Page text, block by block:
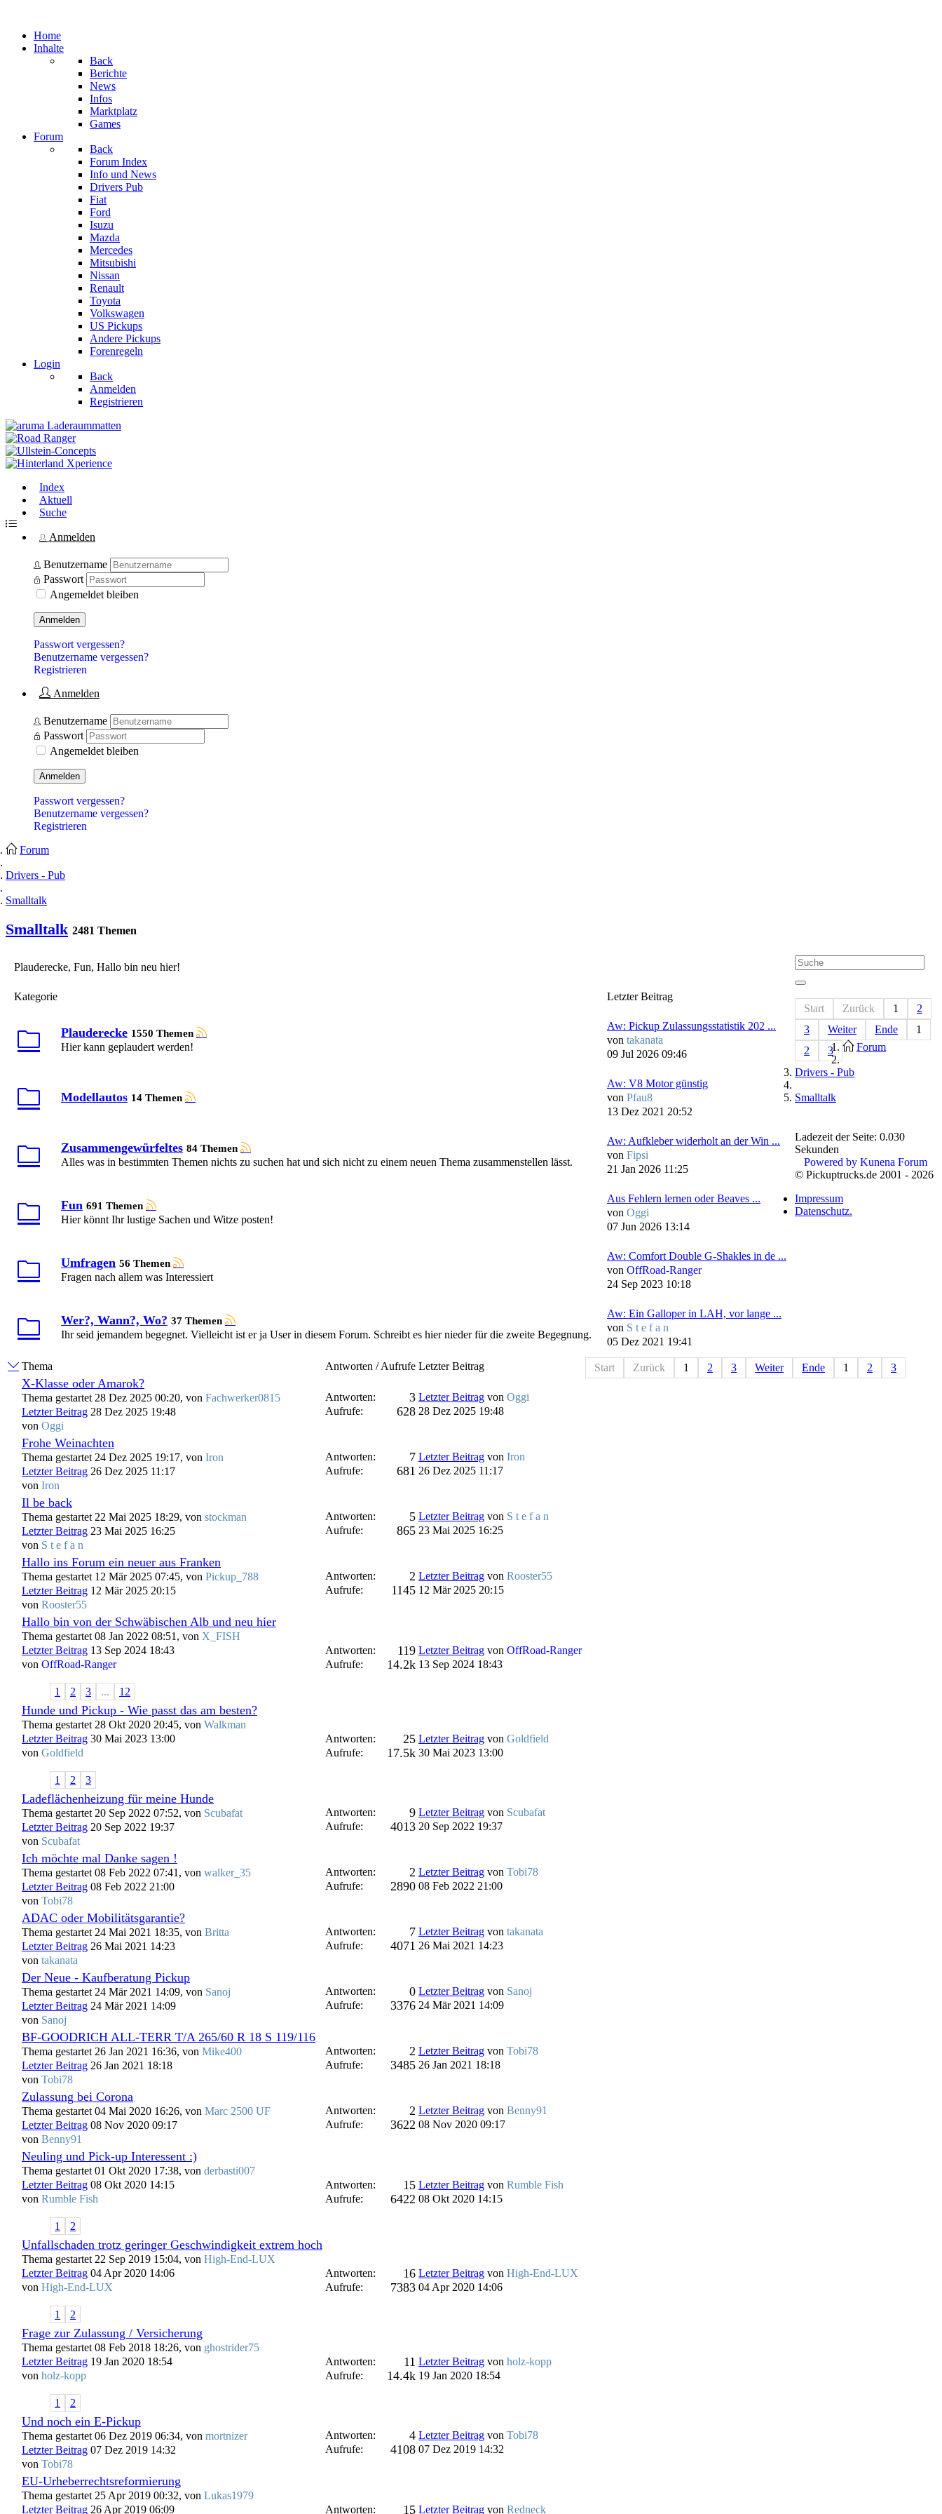
Home
Inhalte
Back
Berichte
News
Infos
Marktplatz
Games
Forum
Back
Forum Index
Info und News
Drivers Pub
Fiat
Ford
Isuzu
Mazda
Mercedes
Mitsubishi
Nissan
Renault
Toyota
Volkswagen
US Pickups
Andere Pickups
Forenregeln
Login
Back
Anmelden
Registrieren
Index
Aktuell
Suche
Anmelden
Benutzername
Passwort
Angemeldet bleiben
Anmelden
Passwort vergessen?
Benutzername vergessen?
Registrieren
Anmelden
Benutzername
Passwort
Angemeldet bleiben
Anmelden
Passwort vergessen?
Benutzername vergessen?
Registrieren
Forum
Drivers - Pub
Smalltalk
Smalltalk 2481 Themen
Plauderecke, Fun, Hallo bin neu hier!
Kategorie Letzter Beitrag
Plauderecke 1550 Themen
Hier kann geplaudert werden!
Aw: Pickup Zulassungsstatistik 202 ...
von takanata
09 Jul 2026 09:46
Modellautos 14 Themen
Aw: V8 Motor günstig
von Pfau8
13 Dez 2021 20:52
Zusammengewürfeltes 84 Themen
Alles was in bestimmten Themen nichts zu suchen hat und sich nicht zu einem neuen Thema zusammenstellen lässt.
Aw: Aufkleber widerholt an der Win ...
von Fipsi
21 Jan 2026 11:25
Fun 691 Themen
Hier könnt Ihr lustige Sachen und Witze posten!
Aus Fehlern lernen oder Beaves ...
von Oggi
07 Jun 2026 13:14
Umfragen 56 Themen
Fragen nach allem was Interessiert
Aw: Comfort Double G-Shakles in de ...
von OffRoad-Ranger
24 Sep 2023 10:18
Wer?, Wann?, Wo? 37 Themen
Ihr seid jemandem begegnet. Vielleicht ist er ja User in diesem Forum. Schreibt es hier nieder für die zweite Begegnung.
Aw: Ein Galloper in LAH, vor lange ...
von S t e f a n
05 Dez 2021 19:41
Start Zurück 1
2
3
Weiter Ende
1
2
3
Thema Antworten / Aufrufe Letzter Beitrag
X-Klasse oder Amarok?
Thema gestartet 28 Dez 2025 00:20, von Fachwerker0815
Letzter Beitrag 28 Dez 2025 19:48
von Oggi
Antworten: 3
Aufrufe: 628
Letzter Beitrag von Oggi
28 Dez 2025 19:48
Frohe Weinachten
Thema gestartet 24 Dez 2025 19:17, von Iron
Letzter Beitrag 26 Dez 2025 11:17
von Iron
Antworten: 7
Aufrufe: 681
Letzter Beitrag von Iron
26 Dez 2025 11:17
Il be back
Thema gestartet 22 Mai 2025 18:29, von stockman
Letzter Beitrag 23 Mai 2025 16:25
von S t e f a n
Antworten: 5
Aufrufe: 865
Letzter Beitrag von S t e f a n
23 Mai 2025 16:25
Hallo ins Forum ein neuer aus Franken
Thema gestartet 12 Mär 2025 07:45, von Pickup_788
Letzter Beitrag 12 Mär 2025 20:15
von Rooster55
Antworten: 2
Aufrufe: 1145
Letzter Beitrag von Rooster55
12 Mär 2025 20:15
Hallo bin von der Schwäbischen Alb und neu hier
Thema gestartet 08 Jan 2022 08:51, von X_FISH
Letzter Beitrag 13 Sep 2024 18:43
von OffRoad-Ranger
1 2 3 ... 12
Antworten: 119
Aufrufe: 14.2k
Letzter Beitrag von OffRoad-Ranger
13 Sep 2024 18:43
Hunde und Pickup - Wie passt das am besten?
Thema gestartet 28 Okt 2020 20:45, von Walkman
Letzter Beitrag 30 Mai 2023 13:00
von Goldfield
1 2 3
Antworten: 25
Aufrufe: 17.5k
Letzter Beitrag von Goldfield
30 Mai 2023 13:00
Ladeflächenheizung für meine Hunde
Thema gestartet 20 Sep 2022 07:52, von Scubafat
Letzter Beitrag 20 Sep 2022 19:37
von Scubafat
Antworten: 9
Aufrufe: 4013
Letzter Beitrag von Scubafat
20 Sep 2022 19:37
Ich möchte mal Danke sagen !
Thema gestartet 08 Feb 2022 07:41, von walker_35
Letzter Beitrag 08 Feb 2022 21:00
von Tobi78
Antworten: 2
Aufrufe: 2890
Letzter Beitrag von Tobi78
08 Feb 2022 21:00
ADAC oder Mobilitätsgarantie?
Thema gestartet 24 Mai 2021 18:35, von Britta
Letzter Beitrag 26 Mai 2021 14:23
von takanata
Antworten: 7
Aufrufe: 4071
Letzter Beitrag von takanata
26 Mai 2021 14:23
Der Neue - Kaufberatung Pickup
Thema gestartet 24 Mär 2021 14:09, von Sanoj
Letzter Beitrag 24 Mär 2021 14:09
von Sanoj
Antworten: 0
Aufrufe: 3376
Letzter Beitrag von Sanoj
24 Mär 2021 14:09
BF-GOODRICH ALL-TERR T/A 265/60 R 18 S 119/116
Thema gestartet 26 Jan 2021 16:36, von Mike400
Letzter Beitrag 26 Jan 2021 18:18
von Tobi78
Antworten: 2
Aufrufe: 3485
Letzter Beitrag von Tobi78
26 Jan 2021 18:18
Zulassung bei Corona
Thema gestartet 04 Mai 2020 16:26, von Marc 2500 UF
Letzter Beitrag 08 Nov 2020 09:17
von Benny91
Antworten: 2
Aufrufe: 3622
Letzter Beitrag von Benny91
08 Nov 2020 09:17
Neuling und Pick-up Interessent :)
Thema gestartet 01 Okt 2020 17:38, von derbasti007
Letzter Beitrag 08 Okt 2020 14:15
von Rumble Fish
1 2
Antworten: 15
Aufrufe: 6422
Letzter Beitrag von Rumble Fish
08 Okt 2020 14:15
Unfallschaden trotz geringer Geschwindigkeit extrem hoch
Thema gestartet 22 Sep 2019 15:04, von High-End-LUX
Letzter Beitrag 04 Apr 2020 14:06
von High-End-LUX
1 2
Antworten: 16
Aufrufe: 7383
Letzter Beitrag von High-End-LUX
04 Apr 2020 14:06
Frage zur Zulassung / Versicherung
Thema gestartet 08 Feb 2018 18:26, von ghostrider75
Letzter Beitrag 19 Jan 2020 18:54
von holz-kopp
1 2
Antworten: 11
Aufrufe: 14.4k
Letzter Beitrag von holz-kopp
19 Jan 2020 18:54
Und noch ein E-Pickup
Thema gestartet 06 Dez 2019 06:34, von mortnizer
Letzter Beitrag 07 Dez 2019 14:32
von Tobi78
Antworten: 4
Aufrufe: 4108
Letzter Beitrag von Tobi78
07 Dez 2019 14:32
EU-Urheberrechtsreformierung
Thema gestartet 25 Apr 2019 00:32, von Lukas1979
Letzter Beitrag 26 Apr 2019 06:09 Antworten: 15 Letzter Beitrag von Redneck
Start Zurück 1 2 3 Weiter Ende 1 2 3
Forum
Drivers - Pub
Smalltalk
Ladezeit der Seite: 0.030
Sekunden
Powered by Kunena Forum
© Pickuptrucks.de 2001 - 2026
Impressum
Datenschutz.